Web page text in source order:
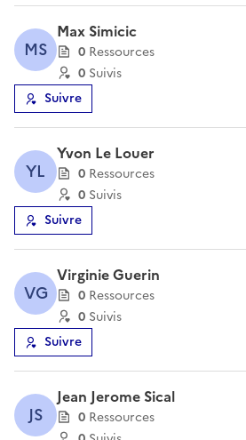
MS
Max Simicic
0 Ressources
0 Suivis
Suivre
YL
Yvon Le Louer
0 Ressources
0 Suivis
Suivre
VG
Virginie Guerin
0 Ressources
0 Suivis
Suivre
JS
Jean Jerome Sical
0 Ressources